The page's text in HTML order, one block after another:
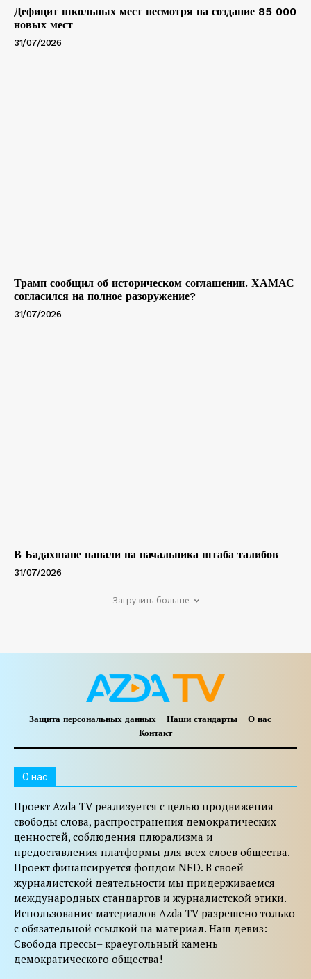
Дефицит школьных мест несмотря на создание 85 000
новых мест
31/07/2026
Трамп сообщил об историческом соглашении. ХАМАС
согласился на полное разоружение?
31/07/2026
В Бадахшане напали на начальника штаба талибов
31/07/2026
Загрузить больше
Защита персональных данных Наши стандарты
О нас
Контакт
O нас
Проект Azda TV реализуется с целью продвижения
свободы слова, распространения демократических
ценностей, соблюдения плюрализма и
предоставления платформы для всех слоев общества.
Проект финансируется фондом NED. В своей
журналистской деятельности мы придерживаемся
международных стандартов и журналистской этики.
Использование материалов Azda TV разрешено только
с обязательной ссылкой на материал. Наш девиз:
Свобода прессы– краеугольный камень
демократического общества!